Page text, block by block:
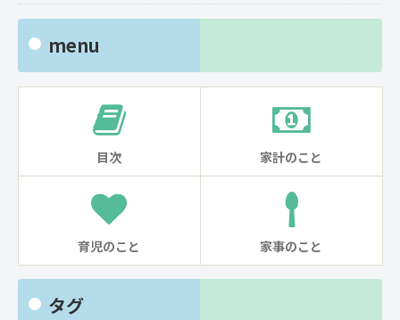
menu
目次 家計のこと
育児のこと 家事のこと
タグ